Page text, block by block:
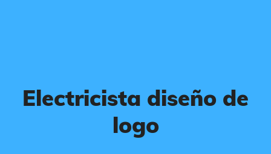
Electricista diseño de
logo